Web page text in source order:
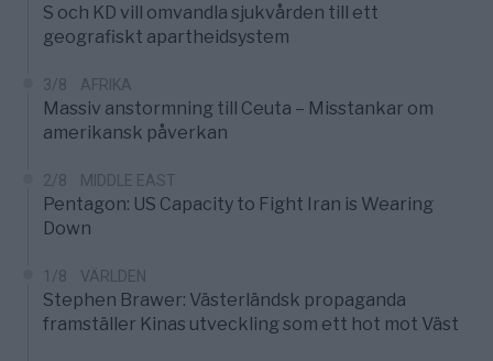
S och KD vill omvandla sjukvården till ett
geografiskt apartheidsystem
3/8 AFRIKA
Massiv anstormning till Ceuta – Misstankar om
amerikansk påverkan
2/8 MIDDLE EAST
Pentagon: US Capacity to Fight Iran is Wearing
Down
1/8 VÄRLDEN
Stephen Brawer: Västerländsk propaganda
framställer Kinas utveckling som ett hot mot Väst